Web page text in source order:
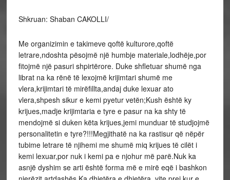
Shkruan: Shaban CAKOLLI/
Me organizimin e takimeve qoftë kulturore,qoftë
letrare,ndoshta pësojmë një humbje materiale,lodhëje,por
fitojmë një pasuri shpirtërore. Duke shfletuar shumë nga
librat na ka rënë të lexojmë krijimtari shumë me
vlera,krijimtari të mirëfillta,andaj duke lexuar ato
vlera,shpesh sikur e kemi pyetur vetën;Kush është ky
krijues,madje krijimtaria e tyre e pasur na ka shty të
mendojmë si duken këta krijues,jemi munduar të studjojmë
personalitetin e tyre?!!!Megjithatë na ka rastisur që nëpër
tubime letrare të njihemi me shumë miq krijues të cilët i
kemi lexuar,por nuk i kemi pa e njohur më parë.Nuk ka
asnjë dyshim se arti është forma më e mirë eqë i bashkon